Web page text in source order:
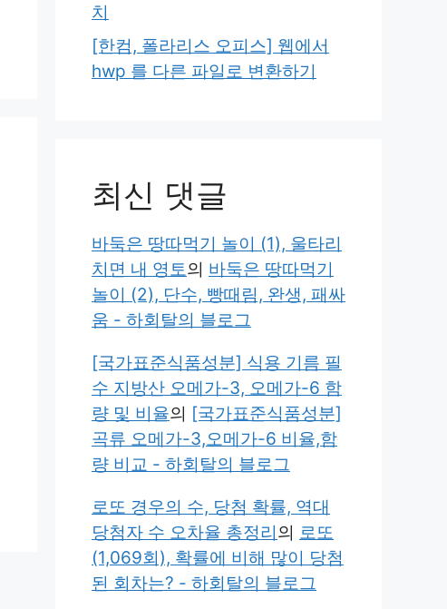
치
[한컴, 폴라리스 오피스] 웹에서
hwp 를 다른 파일로 변환하기
최신 댓글
바둑은 땅따먹기 놀이 (1), 울타리
치면 내 영토의 바둑은 땅따먹기
놀이 (2), 단수, 빵때림, 완생, 패싸
움 - 하회탈의 블로그
[국가표준식품성분] 식용 기름 필
수 지방산 오메가-3, 오메가-6 함
량 및 비율의 [국가표준식품성분]
곡류 오메가-3,오메가-6 비율,함
량 비교 - 하회탈의 블로그
로또 경우의 수, 당첨 확률, 역대
당첨자 수 오차율 총정리의 로또
(1,069회), 확률에 비해 많이 당첨
된 회차는? - 하회탈의 블로그